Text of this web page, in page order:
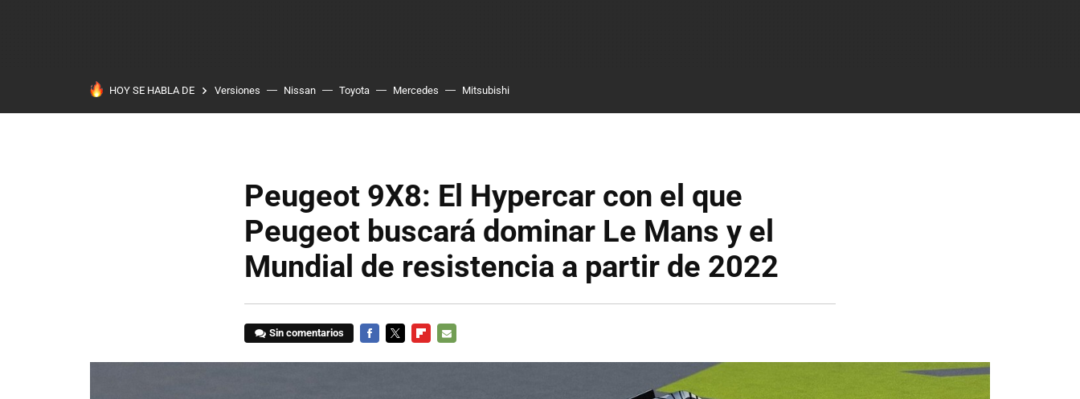
HOY SE HABLA DE Versiones Nissan Toyota Mercedes Mitsubishi
Peugeot 9X8: El Hypercar con el que
Peugeot buscará dominar Le Mans y el
Mundial de resistencia a partir de 2022
Sin comentarios